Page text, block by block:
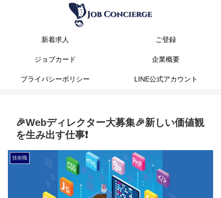
新着求人 ご登録
ジョブカード 企業概要
プライバシーポリシー LINE公式アカウント
🎉Webディレクター大募集🎉新しい価値観
を生み出す仕事❗
技術職